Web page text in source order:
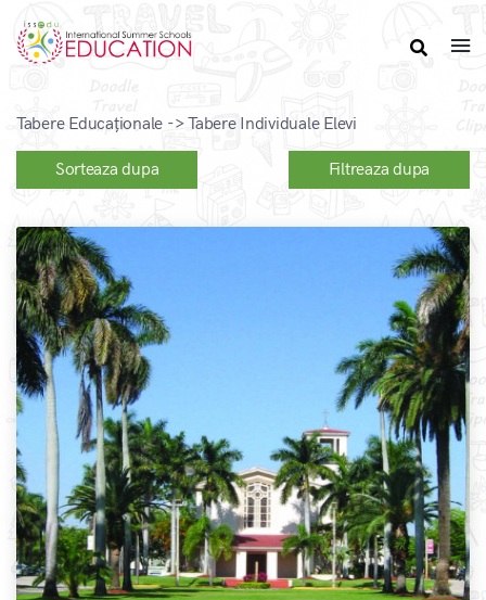
Tabere Educaționale -> Tabere Individuale Elevi
Sorteaza dupa Filtreaza dupa